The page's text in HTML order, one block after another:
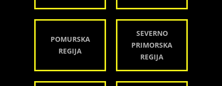
POMURSKA
REGIJA
SEVERNO
PRIMORSKA
REGIJA